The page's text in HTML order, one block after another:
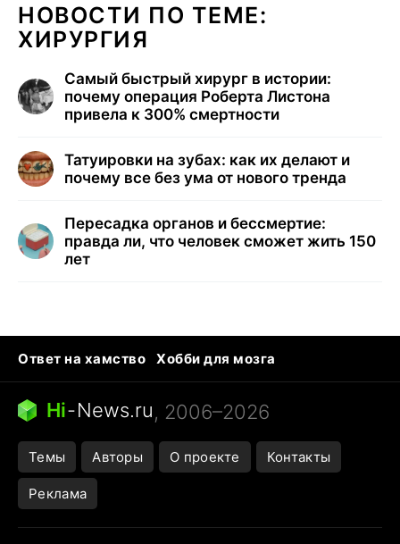
НОВОСТИ ПО ТЕМЕ:
ХИРУРГИЯ
Самый быстрый хирург в истории:
почему операция Роберта Листона
привела к 300% смертности
Татуировки на зубах: как их делают и
почему все без ума от нового тренда
Пересадка органов и бессмертие:
правда ли, что человек сможет жить 150
лет
Ответ на хамство
Хобби для мозга
Бензин 100 и 95
Тунцы в океанариуме
Следующая пандемия
Hi-News.ru, 2006–2026
Темы Авторы О проекте Контакты
Реклама